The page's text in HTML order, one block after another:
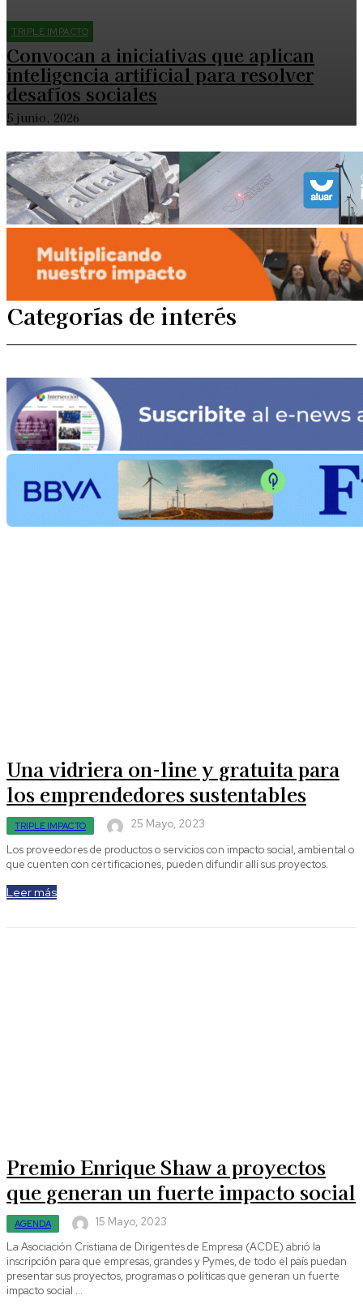
TRIPLE IMPACTO
Convocan a iniciativas que aplican
inteligencia artificial para resolver
desafíos sociales
5 junio, 2026
Categorías de interés
Una vidriera on-line y gratuita para
los emprendedores sustentables
TRIPLE IMPACTO
25 Mayo, 2023
Los proveedores de productos o servicios con impacto social, ambiental o
que cuenten con certificaciones, pueden difundir allí sus proyectos.
Leer más
Premio Enrique Shaw a proyectos
que generan un fuerte impacto social
AGENDA
15 Mayo, 2023
La Asociación Cristiana de Dirigentes de Empresa (ACDE) abrió la
inscripción para que empresas, grandes y Pymes, de todo el país puedan
presentar sus proyectos, programas o políticas que generan un fuerte
impacto social ...